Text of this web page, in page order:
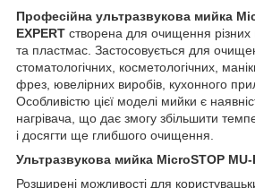
Професійна ультразвукова мийка
EXPERT створена для очищення різних
та пластмас. Застосовується для
стоматологічних, косметологічних,
фрез, ювелірних виробів, кухонного
Особливістю цієї моделі мийки є
нагрівача, що дає змогу збільшити
і досягти ще глибшого очищення.
Ультразвукова мийка MicroSTOP MU-
Розширені можливості для